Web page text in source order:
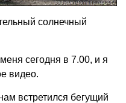
солнечный
сегодня в 7.00, и я
видео.
встретился бегущий